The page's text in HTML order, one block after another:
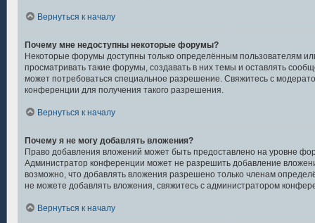
Вернуться к началу
Почему мне недоступны некоторые форумы?
Некоторые форумы доступны только определённым пользователям
просматривать такие форумы, создавать в них темы и оставлять
может потребоваться специальное разрешение. Свяжитесь с
конференции для получения такого разрешения.
Вернуться к началу
Почему я не могу добавлять вложения?
Право добавления вложений может быть предоставлено на уровне
Администратор конференции может не разрешить добавление
возможно, что добавлять вложения разрешено только членам
не можете добавлять вложения, свяжитесь с администратором
Вернуться к началу